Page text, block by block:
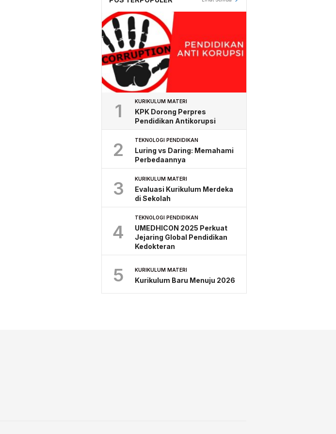
1 KURIKULUM MATERI
KPK Dorong Perpres
Pendidikan Antikorupsi
2 TEKNOLOGI PENDIDIKAN
Luring vs Daring: Memahami
Perbedaannya
3 KURIKULUM MATERI
Evaluasi Kurikulum Merdeka
di Sekolah
4
TEKNOLOGI PENDIDIKAN
UMEDHICON 2025 Perkuat
Jejaring Global Pendidikan
Kedokteran
5 KURIKULUM MATERI
Kurikulum Baru Menuju 2026